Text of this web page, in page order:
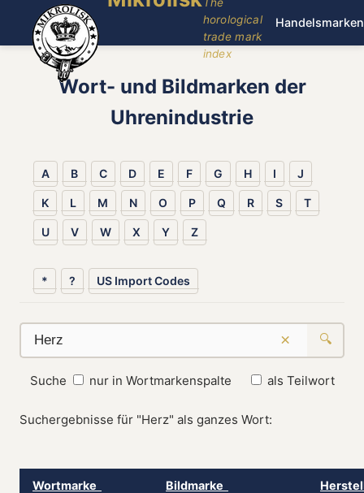
horological
trade mark
index
Handelsmarken
Wort- und Bildmarken der
Uhrenindustrie
A B C D E F G H I J
K L M N O P Q R S T
U V W X Y Z
* ? US Import Codes
× 🔍
Suche nur in Wortmarkenspalte als Teilwort
Suchergebnisse für "Herz" als ganzes Wort:
Wortmarke Bildmarke